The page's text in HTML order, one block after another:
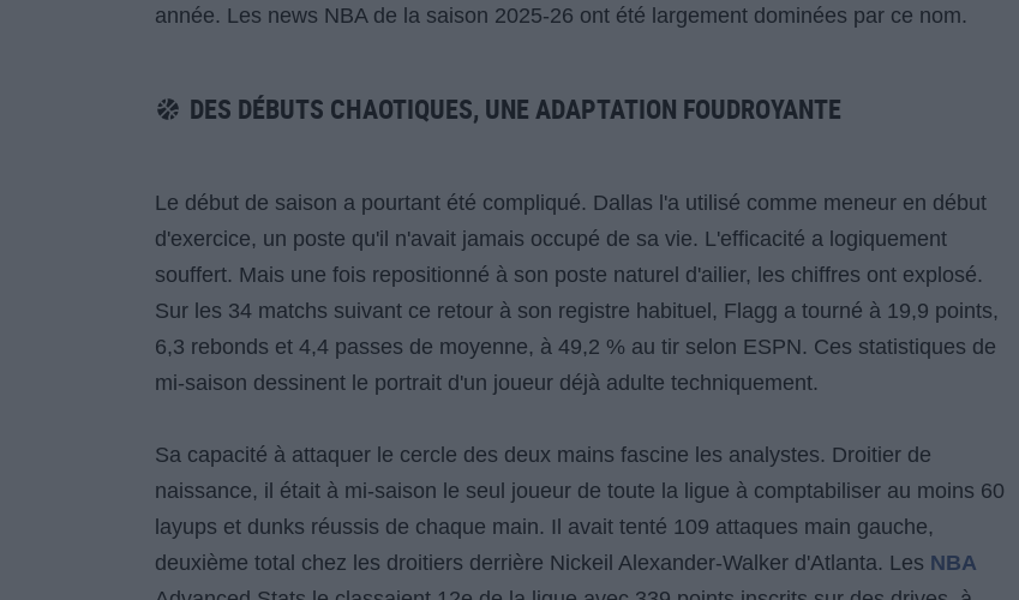
année. Les news NBA de la saison 2025-26 ont été largement dominées par ce nom.
DES DÉBUTS CHAOTIQUES, UNE ADAPTATION FOUDROYANTE
Le début de saison a pourtant été compliqué. Dallas l'a utilisé comme meneur en début
d'exercice, un poste qu'il n'avait jamais occupé de sa vie. L'efficacité a logiquement
souffert. Mais une fois repositionné à son poste naturel d'ailier, les chiffres ont explosé.
Sur les 34 matchs suivant ce retour à son registre habituel, Flagg a tourné à 19,9 points,
6,3 rebonds et 4,4 passes de moyenne, à 49,2 % au tir selon ESPN. Ces statistiques de
mi-saison dessinent le portrait d'un joueur déjà adulte techniquement.
Sa capacité à attaquer le cercle des deux mains fascine les analystes. Droitier de
naissance, il était à mi-saison le seul joueur de toute la ligue à comptabiliser au moins 60
layups et dunks réussis de chaque main. Il avait tenté 109 attaques main gauche,
deuxième total chez les droitiers derrière Nickeil Alexander-Walker d'Atlanta. Les NBA